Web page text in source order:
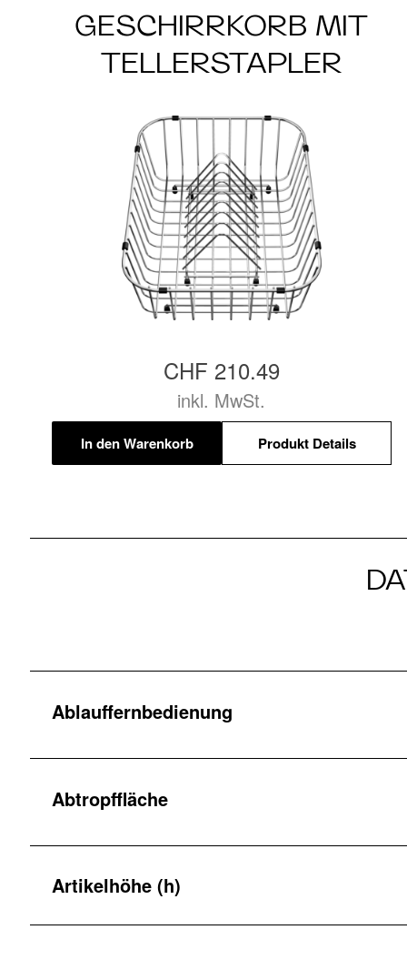
GESCHIRRKORB MIT
TELLERSTAPLER
CHF 210.49
inkl. MwSt.
In den Warenkorb Produkt Details
Ablauffernbedienung
Abtropffläche
Artikelhöhe (h)